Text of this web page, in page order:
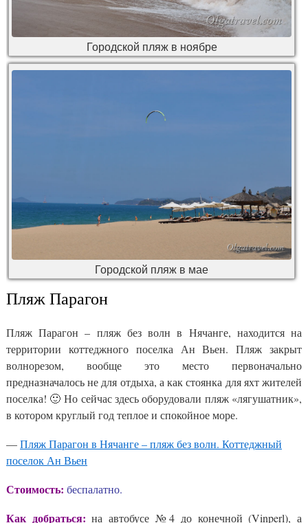
Городской пляж в ноябре
Городской пляж в мае
Пляж Парагон
Пляж Парагон – пляж без волн в Нячанге, находится на
территории коттеджного поселка Ан Вьен. Пляж закрыт
волнорезом, вообще это место первоначально
предназначалось не для отдыха, а как стоянка для яхт жителей
поселка! 🙂 Но сейчас здесь оборудовали пляж «лягушатник»,
в котором круглый год теплое и спокойное море.
—Пляж Парагон в Нячанге – пляж без волн. Коттеджный
поселок Ан Вьен
Стоимость: беспалатно.
Как добраться: на автобусе №4 до конечной (Vinperl), а